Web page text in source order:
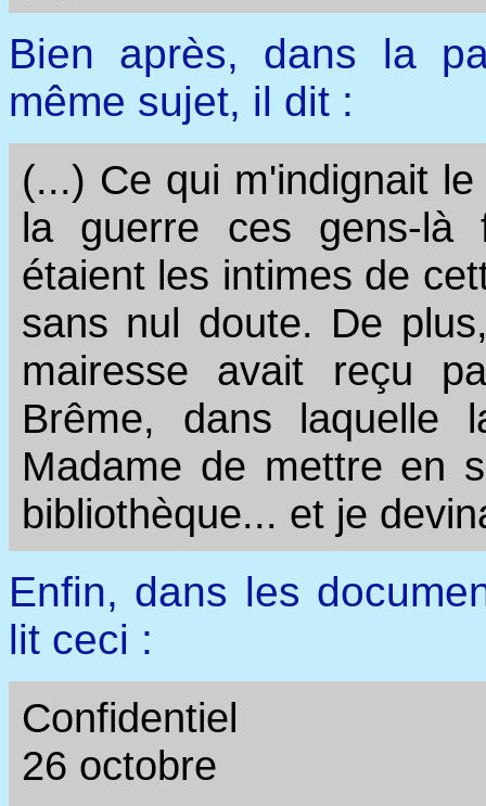
Bien après, dans la
même sujet, il dit :
(...) Ce qui m'indignait
la guerre ces gens-là
étaient les intimes de
sans nul doute. De
mairesse avait reçu
Brême, dans laquelle
Madame de mettre en
bibliothèque... et je
Enfin, dans les
lit ceci :
Confidentiel
26 octobre